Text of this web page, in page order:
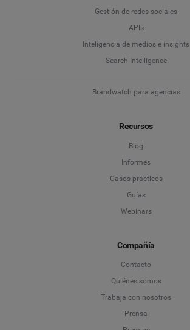
Gestión de redes sociales
APIs
Inteligencia de medios e insights
Search Intelligence
Brandwatch para agencias
Recursos
Blog
Informes
Casos prácticos
Guías
Webinars
Compañía
Contacto
Quiénes somos
Trabaja con nosotros
Prensa